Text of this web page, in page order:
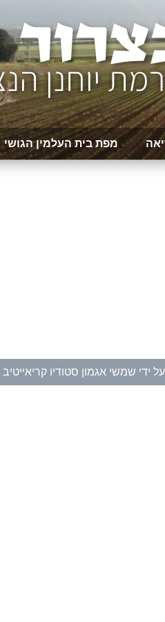
מפת בית העלמין הגושי
ידי שמשי אגמון סטודיו קריאייטיב